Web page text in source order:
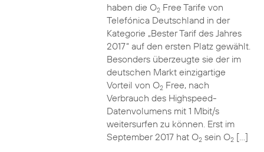
haben die O2Free Tarife von
Telefónica Deutschland in der
Kategorie „Bester Tarif des Jahres
2017“ auf den ersten Platz gewählt.
Besonders überzeugte sie der im
deutschen Markt einzigartige
Vorteil von O2Free, nach
Verbrauch des Highspeed-
Datenvolumens mit 1 Mbit/s
weitersurfen zu können. Erst im
September 2017 hat O2sein O2[…]